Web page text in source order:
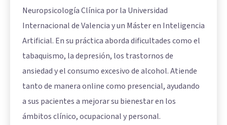
Neuropsicología Clínica por la Universidad
Internacional de Valencia y un Máster en Inteligencia
Artificial. En su práctica aborda dificultades como el
tabaquismo, la depresión, los trastornos de
ansiedad y el consumo excesivo de alcohol. Atiende
tanto de manera online como presencial, ayudando
a sus pacientes a mejorar su bienestar en los
ámbitos clínico, ocupacional y personal.